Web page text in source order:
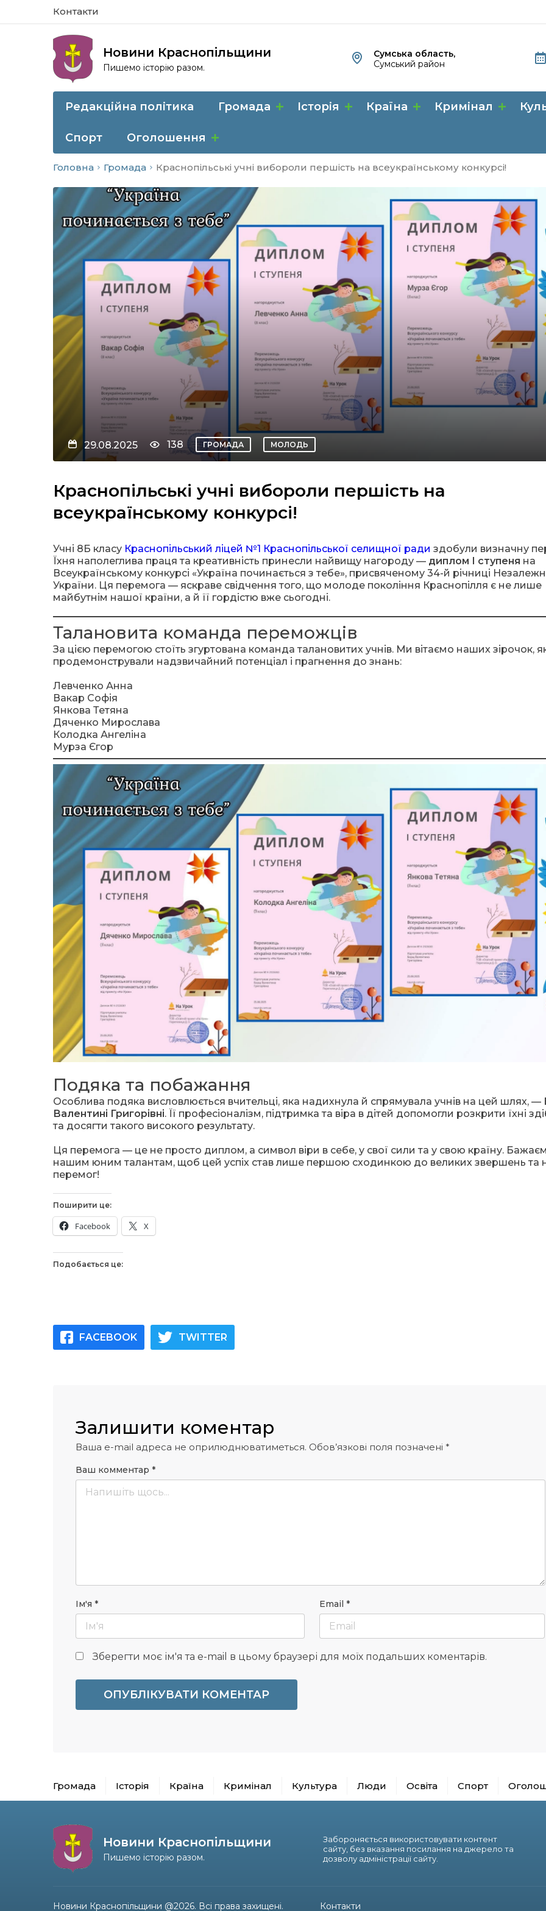
Контакти
Новини Краснопільщини
Пишемо історію разом.
Сумська область,
Сумський район
Редакційна політика Громада Історія Країна Кримінал
Спорт Оголошення
Головна Громада Краснопільські учні вибороли першість на всеукраїнському конкурсі!
29.08.2025 138 ГРОМАДА МОЛОДЬ
Краснопільські учні вибороли першість на
всеукраїнському конкурсі!
Учні 8Б класу Краснопільський ліцей №1 Краснопільської селищної ради здобули визначну
Їхня наполеглива праця та креативність принесли найвищу нагороду — диплом І ступеня на
Всеукраїнському конкурсі «Україна починається з тебе», присвяченому 34-й річниці
України. Ця перемога — яскраве свідчення того, що молоде покоління Краснопілля є не лише
майбутнім нашої країни, а й її гордістю вже сьогодні.
Талановита команда переможців
За цією перемогою стоїть згуртована команда талановитих учнів. Ми вітаємо наших зірочок,
продемонстрували надзвичайний потенціал і прагнення до знань:
Левченко Анна
Вакар Софія
Янкова Тетяна
Дяченко Мирослава
Колодка Ангеліна
Мурза Єгор
Подяка та побажання
Особлива подяка висловлюється вчительці, яка надихнула й спрямувала учнів на цей шлях, —
Валентині Григорівні. Її професіоналізм, підтримка та віра в дітей допомогли розкрити їхні
та досягти такого високого результату.
Ця перемога — це не просто диплом, а символ віри в себе, у свої сили та у свою країну.
нашим юним талантам, щоб цей успіх став лише першою сходинкою до великих звершень та
перемог!
Поширити це:
Facebook X
Подобається це:
FACEBOOK TWITTER
Залишити коментар
Ваша e-mail адреса не оприлюднюватиметься. Обов’язкові поля позначені *
Ваш комментар *
Ім'я * Email *
Зберегти моє ім'я та e-mail в цьому браузері для моїх подальших коментарів.
Громада Історія Країна Кримінал Культура Люди Освіта Спорт
Новини Краснопільщини
Пишемо історію разом.
Забороняється використовувати контент
сайту, без вказання посилання на джерело та
дозволу адміністрації сайту.
Новини Краснопільщини @2026. Всі права захищені. Контакти